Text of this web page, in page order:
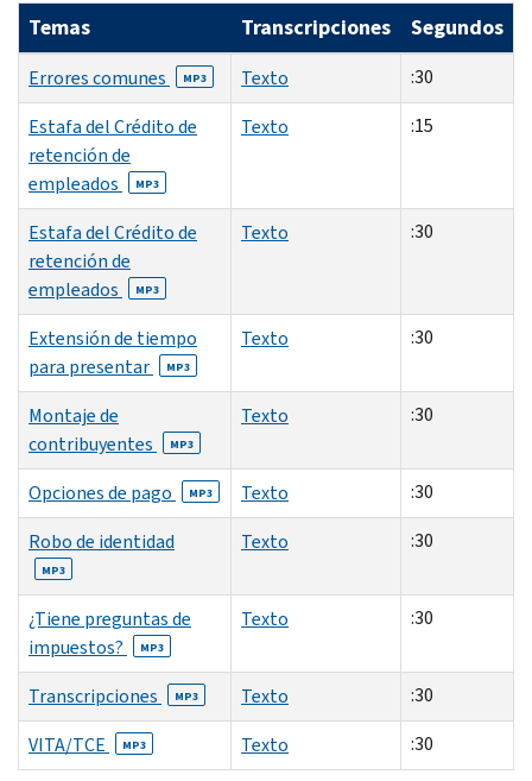
Temas Transcripciones Segundos
Errores comunes MP3 Texto
:30
Estafa del Crédito de
retención de
empleados
MP3
Texto :15
Estafa del Crédito de
retención de
empleados
MP3
Texto :30
Extensión de tiempo
para presentar
MP3
Texto :30
Montaje de
contribuyentes
MP3
Texto :30
Opciones de pago MP3 Texto
:30
Robo de identidad
MP3
Texto :30
¿Tiene preguntas de
impuestos?
MP3
Texto :30
Transcripciones MP3 Texto
:30
VITA/TCE
MP3 Texto :30